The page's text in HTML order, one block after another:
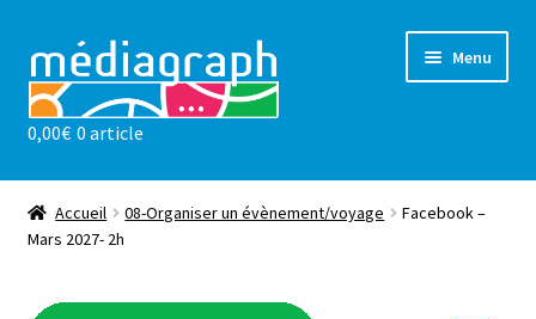
à
la
navigation
au
contenu
Menu
Les ateliers
sensibilisations
0,00€ 0 article
Accueil 08-Organiser un évènement/voyage
Facebook –
Mars 2027- 2h